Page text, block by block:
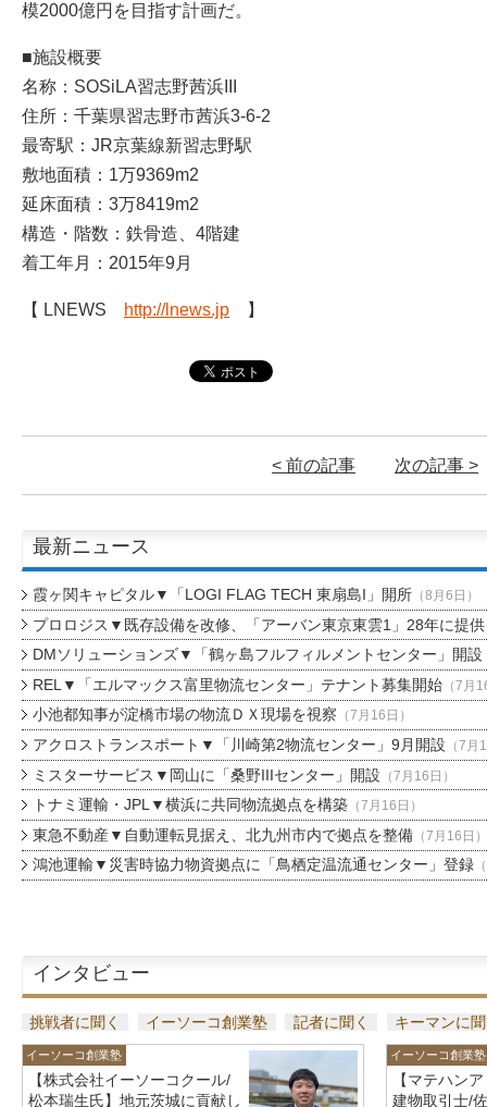
模2000億円を目指す計画だ。
■施設概要
名称：SOSiLA習志野茜浜III
住所：千葉県習志野市茜浜3-6-2
最寄駅：JR京葉線新習志野駅
敷地面積：1万9369m2
延床面積：3万8419m2
構造・階数：鉄骨造、4階建
着工年月：2015年9月
【 LNEWS http://lnews.jp 】
< 前の記事 次の記事 >
最新ニュース
霞ヶ関キャピタル▼「LOGI FLAG TECH 東扇島I」開所（8月6日）
プロロジス▼既存設備を改修、「アーバン東京東雲1」28年に提供
DMソリューションズ▼「鶴ヶ島フルフィルメントセンター」開設
REL▼「エルマックス富里物流センター」テナント募集開始（7月
小池都知事が淀橋市場の物流ＤＸ現場を視察 （7月16日）
アクロストランスポート▼「川崎第2物流センター」9月開設 （7月
ミスターサービス▼岡山に「桑野IIIセンター」開設 （7月16日）
トナミ運輸・JPL▼横浜に共同物流拠点を構築（7月16日）
東急不動産▼自動運転見据え、北九州市内で拠点を整備（7月16日）
鴻池運輸▼災害時協力物資拠点に「鳥栖定温流通センター」登録
インタビュー
挑戦者に聞く イーソーコ創業塾 記者に聞く キーマンに
イーソーコ創業塾
【株式会社イーソーコクール/
松本瑞生氏】地元茨城に貢献し
イーソーコ創業塾
【マテハン
建物取引士/